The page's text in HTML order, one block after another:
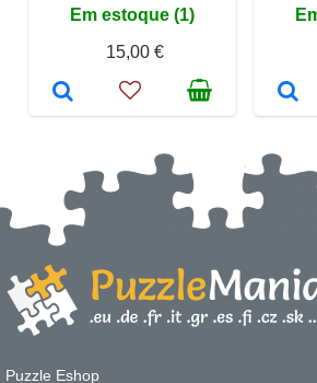
Em estoque (1)
15,00 €
Puzzle Eshop